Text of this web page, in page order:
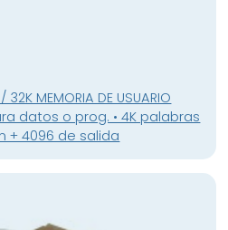
MEMORIA DE USUARIO
datos o prog. • 4K palabras
+ 4096 de salida